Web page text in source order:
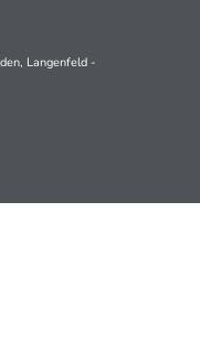
Langenfeld -